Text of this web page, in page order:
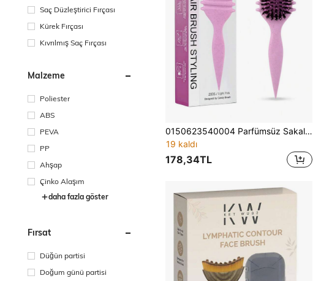
Saç Düzleştirici Fırçası
Kürek Fırçası
Kıvrılmış Saç Fırçası
Malzeme
Poliester
ABS
PEVA
PP
Ahşap
Çinko Alaşım
daha fazla göster
Fırsat
Düğün partisi
Doğum günü partisi
0150623540004 Parfümsüz Sakal Şekillendirme Tarağı - Profesyonel Düzleştirici, Geçişli ve Makasla Temizleme Tarağı, Kalın/Seyrek Saçlar, Kafa Derisi Masajı, Okula Dönüş, Milli Gün, Noel Hediyesi İçin Uygundur (Bej)
19 kaldı
178,34TL